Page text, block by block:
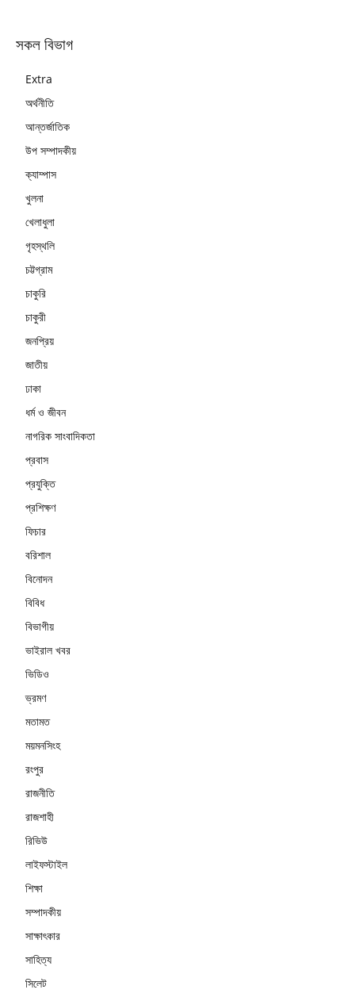
সকল বিভাগ
Extra
অর্থনীতি
আন্তর্জাতিক
উপ সম্পাদকীয়
ক্যাম্পাস
খুলনা
খেলাধুলা
গৃহস্থলি
চট্টগ্রাম
চাকুরি
চাকুরী
জনপ্রিয়
জাতীয়
ঢাকা
ধর্ম ও জীবন
নাগরিক সাংবাদিকতা
প্রবাস
প্রযুক্তি
প্রশিক্ষণ
ফিচার
বরিশাল
বিনোদন
বিবিধ
বিভাগীয়
ভাইরাল খবর
ভিডিও
ভ্রমণ
মতামত
ময়মনসিংহ
রংপুর
রাজনীতি
রাজশাহী
রিভিউ
লাইফস্টাইল
শিক্ষা
সম্পাদকীয়
সাক্ষাৎকার
সাহিত্য
সিলেট